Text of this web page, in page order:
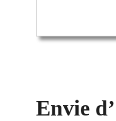
Envie